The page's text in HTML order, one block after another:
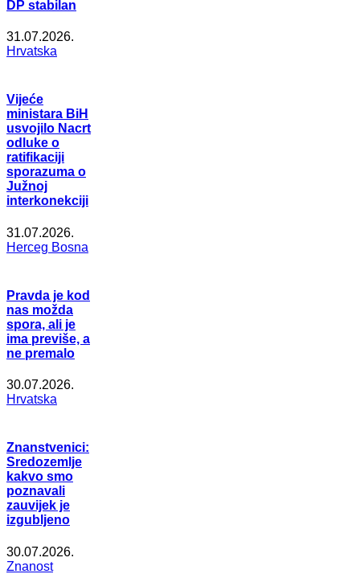
DP stabilan
31.07.2026.
Hrvatska
Vijeće
ministara BiH
usvojilo Nacrt
odluke o
ratifikaciji
sporazuma o
Južnoj
interkonekciji
31.07.2026.
Herceg Bosna
Pravda je kod
nas možda
spora, ali je
ima previše, a
ne premalo
30.07.2026.
Hrvatska
Znanstvenici:
Sredozemlje
kakvo smo
poznavali
zauvijek je
izgubljeno
30.07.2026.
Znanost